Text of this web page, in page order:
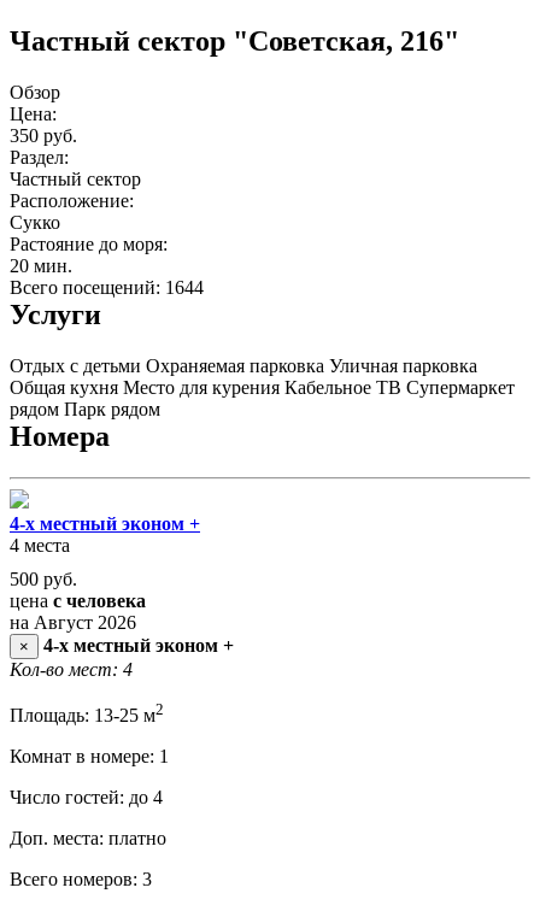
Частный сектор "Советская, 216"
Обзор
Цена:
350 руб.
Раздел:
Частный сектор
Расположение:
Сукко
Растояние до моря:
20 мин.
Всего посещений: 1644
Услуги
Отдых с детьми Охраняемая парковка Уличная парковка
Общая кухня Место для курения Кабельное ТВ Супермаркет
рядом Парк рядом
Номера
4-х местный эконом +
4 места
500 руб.
цена с человека
на Август 2026
×
4-х местный эконом +
Кол-во мест: 4
Площадь: 13-25 м2
Комнат в номере: 1
Число гостей: до 4
Доп. места: платно
Всего номеров: 3